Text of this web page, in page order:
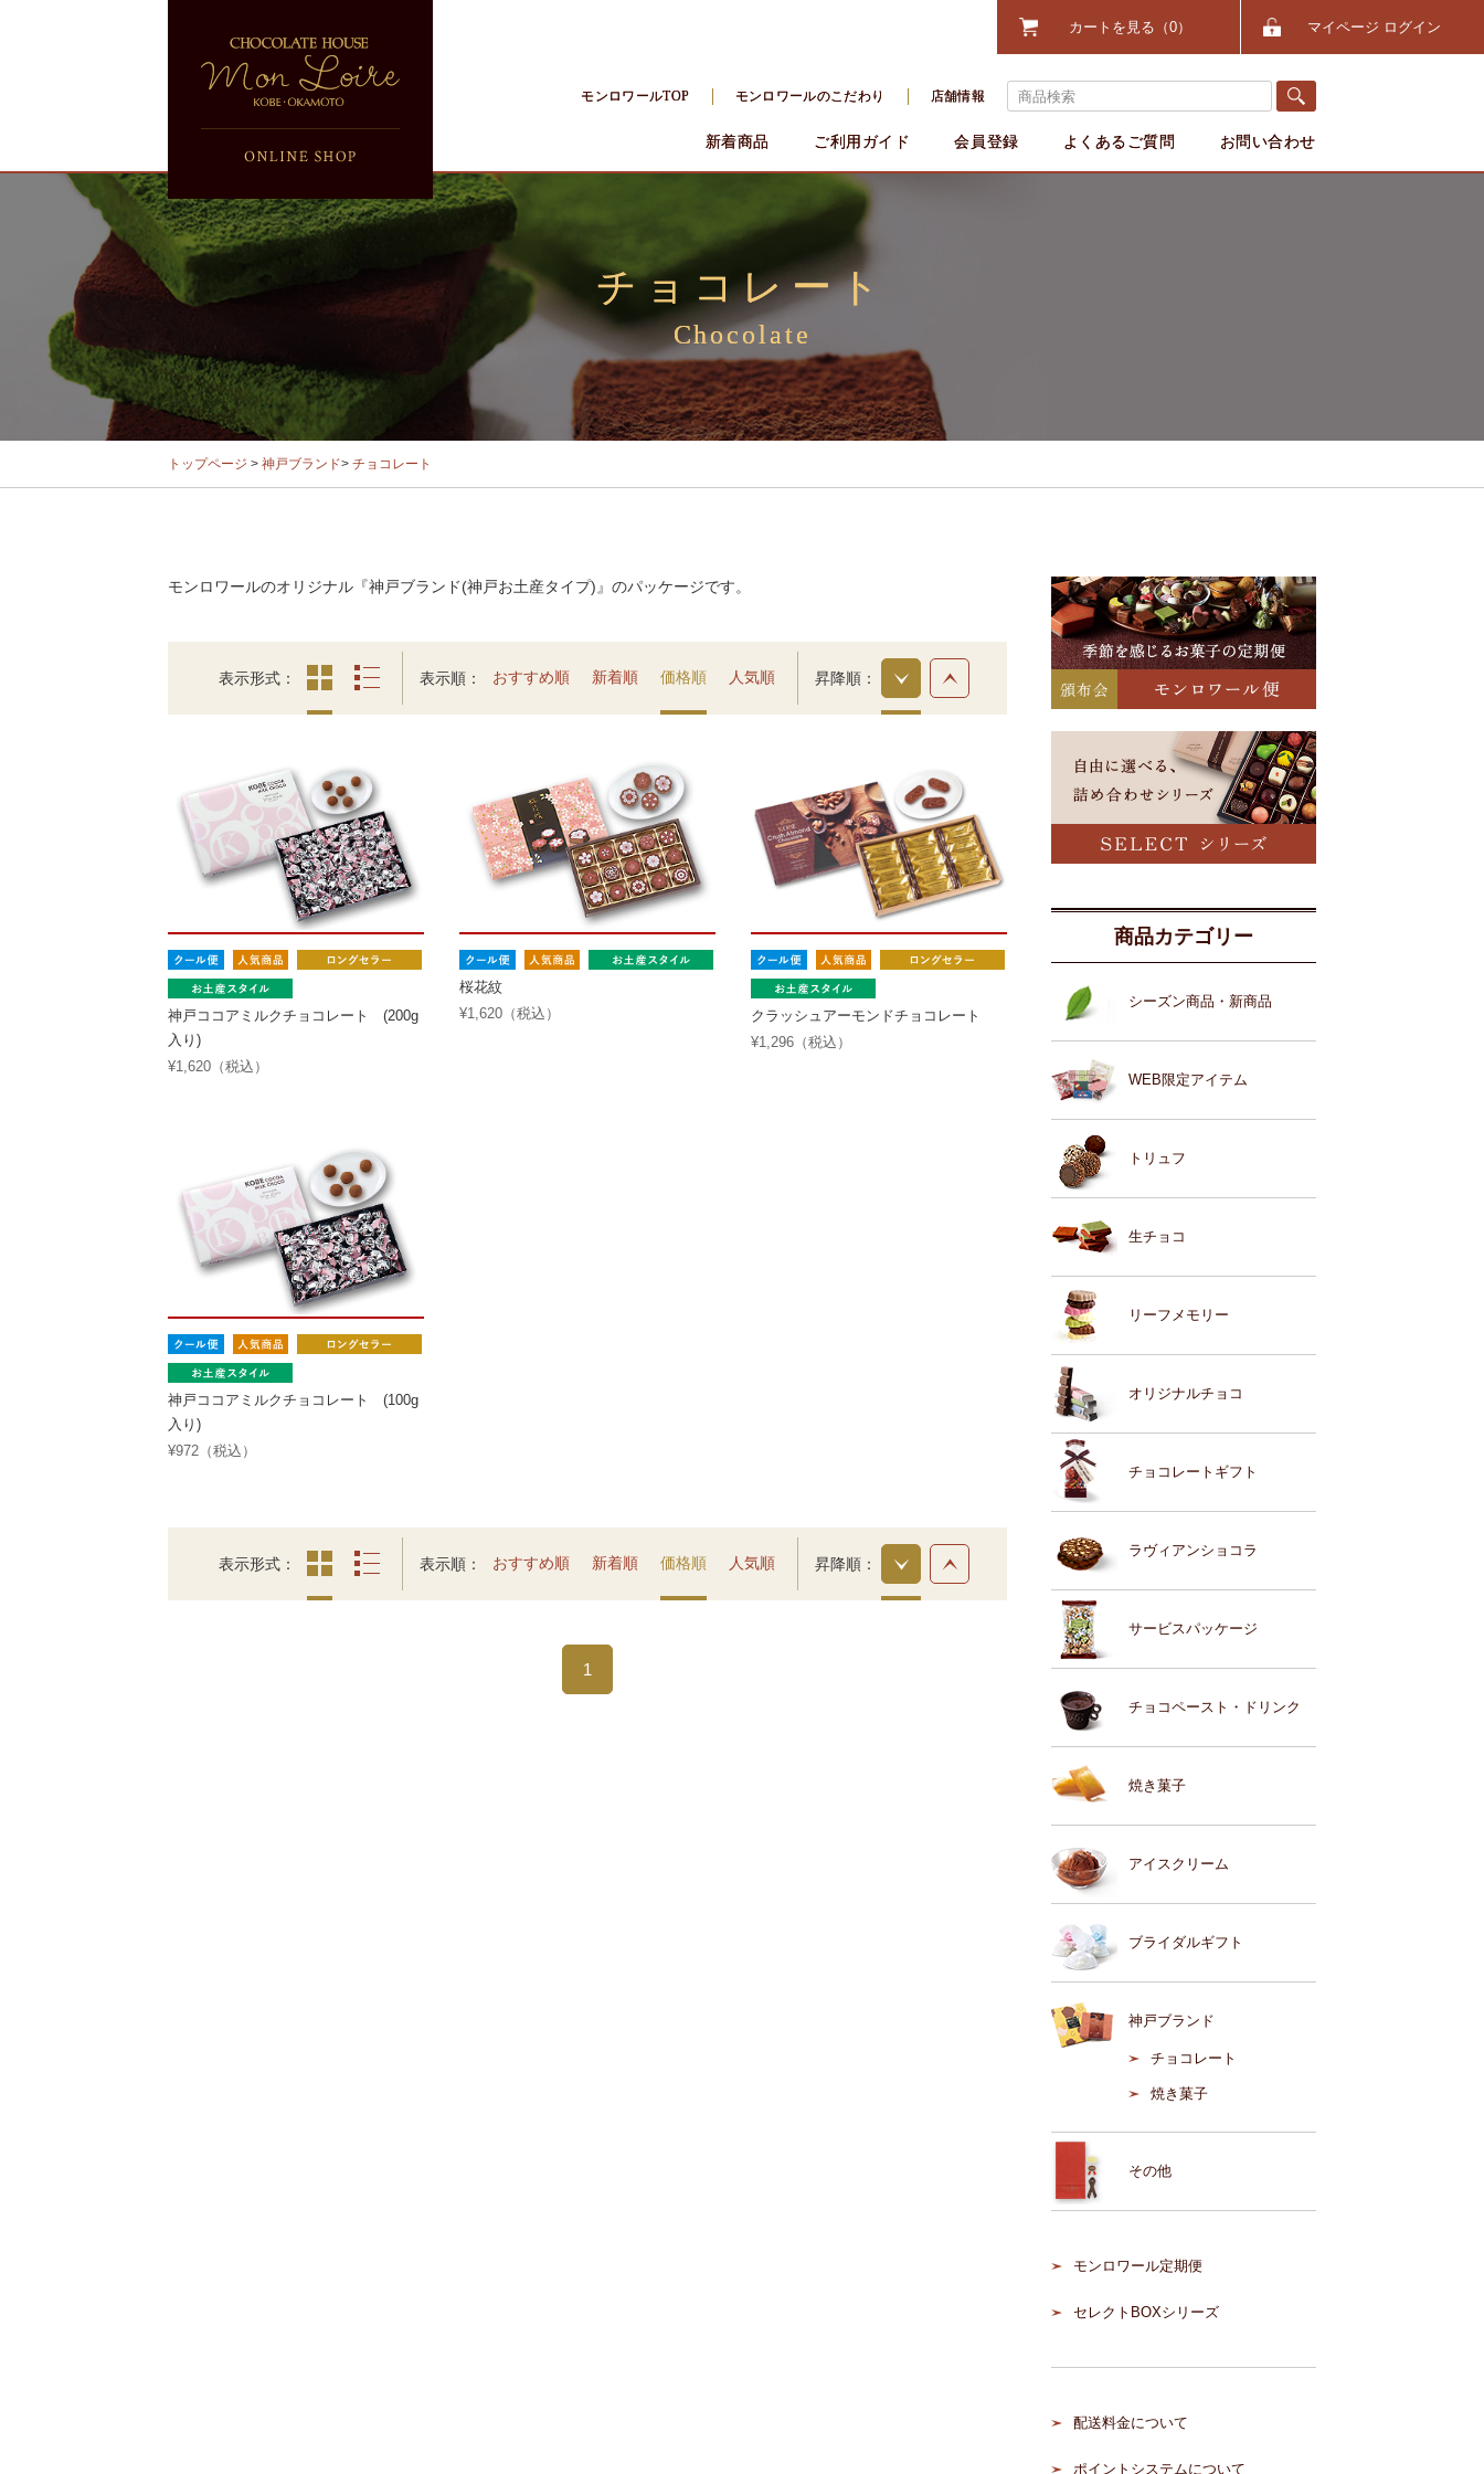
カートを見る 0 マイページ ログイン
モンロワールTOP モンロワールのこだわり 店舗情報
新着商品 ご利用ガイド 会員登録 よくあるご質問 お問い合わせ
チョコレート
Chocolate
トップページ > 神戸ブランド> チョコレート
モンロワールのオリジナル『神戸ブランド(神戸お土産タイプ)』のパッケージです。
表示形式 表示順 おすすめ順 新着順 価格順 人気順 昇降順
神戸ココアミルクチョコレート (200g
入り)
¥1,620（税込）
桜花紋
¥1,620（税込）
クラッシュアーモンドチョコレート
¥1,296（税込）
神戸ココアミルクチョコレート (100g
入り)
¥972（税込）
表示形式 表示順 おすすめ順 新着順 価格順 人気順 昇降順
1
商品カテゴリー
シーズン商品・新商品
WEB限定アイテム
トリュフ
生チョコ
リーフメモリー
オリジナルチョコ
チョコレートギフト
ラヴィアンショコラ
サービスパッケージ
チョコペースト・ドリンク
焼き菓子
アイスクリーム
ブライダルギフト
神戸ブランド
チョコレート
焼き菓子
その他
モンロワール定期便
セレクトBOXシリーズ
配送料金について
ポイントシステムについて